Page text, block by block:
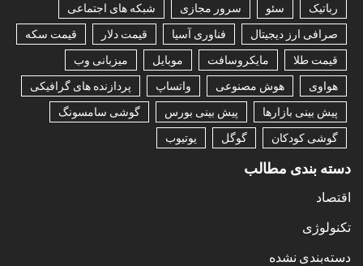
رباتیک
سئو سرور مجازی
شبکه های اجتماعی
صرافی ارز دیجیتال
فناوری آسیا قیمت دلار
قیمت سکه
قیمت طلا
مایکروسافت موبایل
میزبانی وب
هواوی
هوش مصنوعی واتساپ
پردازنده های گرافیکی
پیش بینی بازارها
پیش بینی بورس
گوشی سامسونگ
گوشی کودکان
گوگل یوتیوب
دسته بندی مطالب
اقتصاد
تکنولوژی
دسته‌بندی نشده